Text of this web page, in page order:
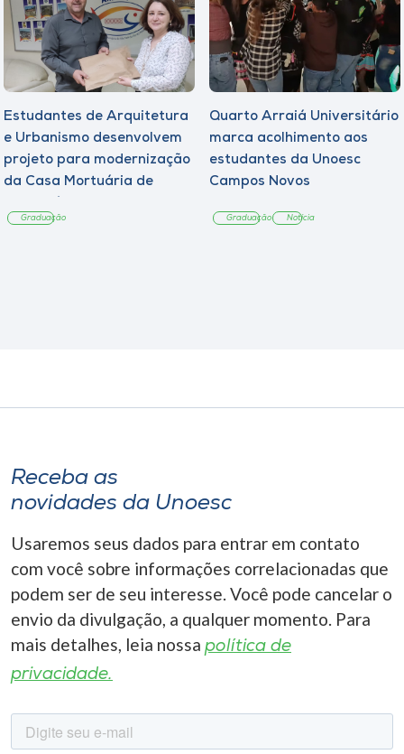
Estudantes de Arquitetura
e Urbanismo desenvolvem
projeto para modernização
da Casa Mortuária de
Graduação
Quarto Arraiá Universitário
marca acolhimento aos
estudantes da Unoesc
Campos Novos
Graduação Notícia
Receba as
novidades da Unoesc
Usaremos seus dados para entrar em contato
com você sobre informações correlacionadas que
podem ser de seu interesse. Você pode cancelar o
envio da divulgação, a qualquer momento. Para
mais detalhes, leia nossa política de
privacidade.